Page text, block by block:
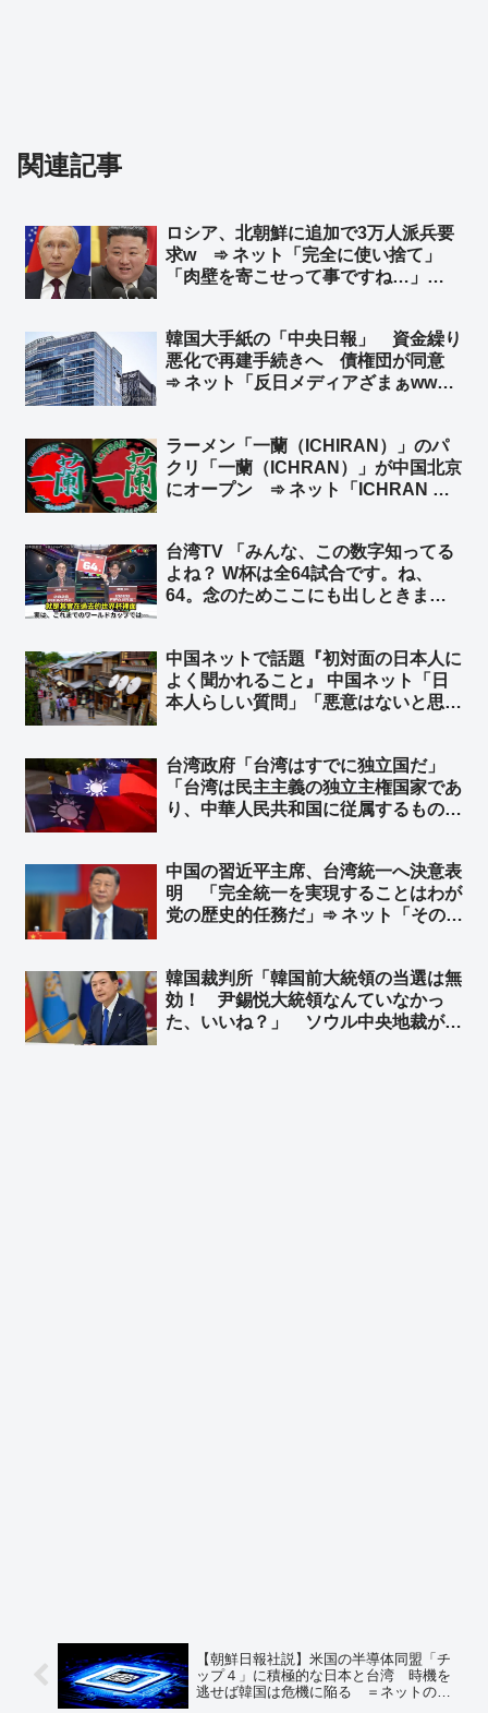
関連記事
ロシア、北朝鮮に追加で3万人派兵要
求w ➾ ネット「完全に使い捨て」
「肉壁を寄こせって事ですね…」
韓国大手紙の「中央日報」 資金繰り
悪化で再建手続きへ 債権団が同意
➾ ネット「反日メディアざまぁww」
没』なんて記事にしてるからバチが当
たったんだなw」
ラーメン「一蘭（ICHIRAN）」のパ
クリ「一蘭（ICHRAN）」が中国北京
にオープン ➾ ネット「ICHRAN ｗ
台湾TV 「みんな、この数字知ってる
よね？ W杯は全64試合です。ね、
64。念のためここにも出しときまし
してるのは、ぼかしモザイク対策の為
ですw」
中国ネットで話題『初対面の日本人に
よく聞かれること』 中国ネット「日
本人らしい質問」「悪意はないと思
ぶ漬けでもどうどす？』って意味だよ
ｗｗ」
台湾政府「台湾はすでに独立国だ」
「台湾は民主主義の独立主権国家であ
り、中華人民共和国に従属するもので
う警告したことを受け ➾ ネット「知
ってる」「台湾加油」
中国の習近平主席、台湾統一へ決意表
明 「完全統一を実現することはわが
党の歴史的任務だ」➾ ネット「そのた
韓国裁判所「韓国前大統領の当選は無
効！ 尹錫悦大統領なんていなかっ
た、いいね？」 ソウル中央地裁がユ
【朝鮮日報社説】米国の半導体同盟「チ
ップ４」に積極的な日本と台湾 時機を
逃せば韓国は危機に陥る ＝ネットの反